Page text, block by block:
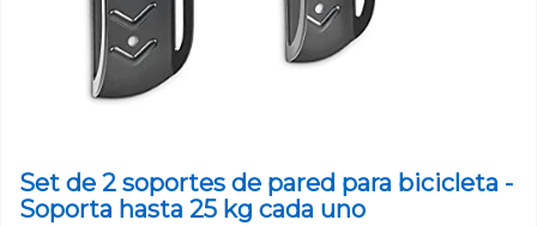
Set de 2 soportes de pared para bicicleta -
Soporta hasta 25 kg cada uno